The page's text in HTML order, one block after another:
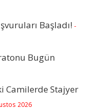
Başladı! -
Bugün
Camilerde Stajyer
2026